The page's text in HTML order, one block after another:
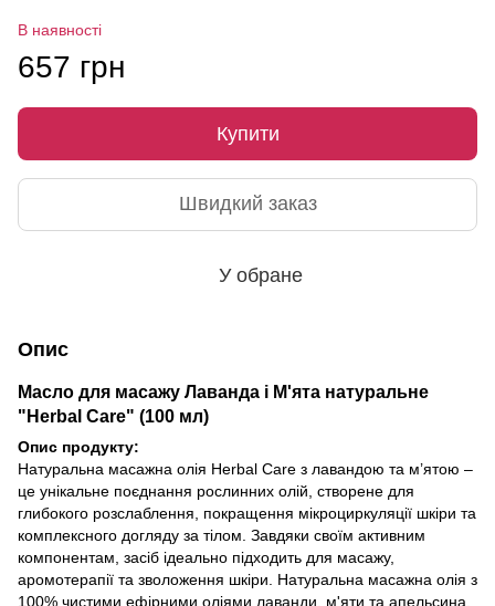
В наявності
657 грн
Купити
Швидкий заказ
У обране
Опис
Масло для масажу Лаванда і М'ята натуральне
"Herbal Care" (100 мл)
Опис продукту:
Натуральна масажна олія Herbal Care з лавандою та м’ятою –
це унікальне поєднання рослинних олій, створене для
глибокого розслаблення, покращення мікроциркуляції шкіри та
комплексного догляду за тілом. Завдяки своїм активним
компонентам, засіб ідеально підходить для масажу,
аромотерапії та зволоження шкіри. Натуральна масажна олія з
100% чистими ефірними оліями лаванди, м'яти та апельсина.